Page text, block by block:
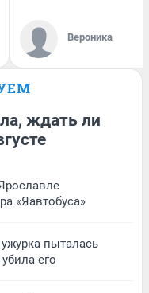
Вероника
ждать ли
«Яавтобуса»
пыталась
его